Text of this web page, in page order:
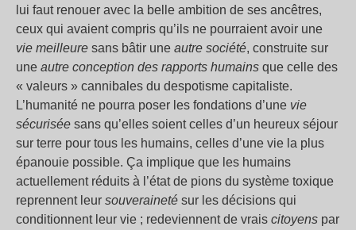
lui faut renouer avec la belle ambition de ses ancêtres,
ceux qui avaient compris qu’ils ne pourraient avoir une
vie meilleure sans bâtir une autre société, construite sur
une autre conception des rapports humains que celle des
« valeurs » cannibales du despotisme capitaliste.
L’humanité ne pourra poser les fondations d’une vie
sécurisée sans qu’elles soient celles d’un heureux séjour
sur terre pour tous les humains, celles d’une vie la plus
épanouie possible. Ça implique que les humains
actuellement réduits à l’état de pions du système toxique
reprennent leur souveraineté sur les décisions qui
conditionnent leur vie ; redeviennent de vrais citoyens par